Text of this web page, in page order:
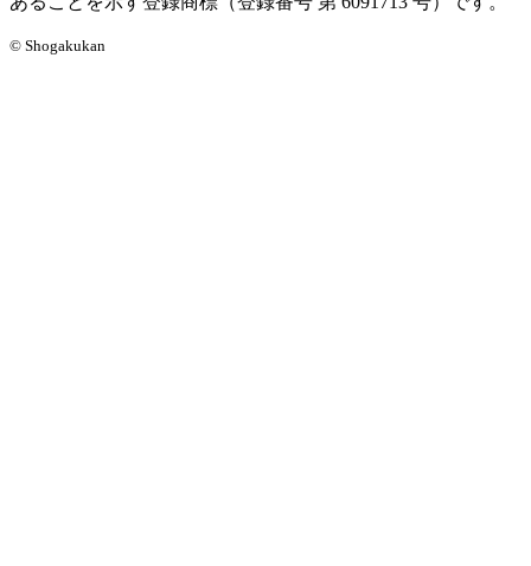
© Shogakukan